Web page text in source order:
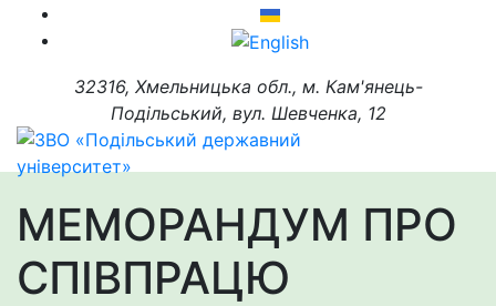
32316, Хмельницька обл., м. Кам'янець-
Подільський, вул. Шевченка, 12
МЕМОРАНДУМ ПРО
СПІВПРАЦЮ